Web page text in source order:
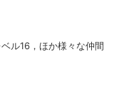
ル16，ほか様々な仲間